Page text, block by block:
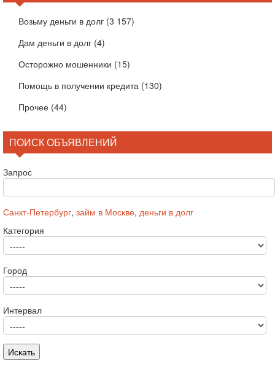
Возьму деньги в долг (3 157)
Дам деньги в долг (4)
Осторожно мошенники (15)
Помощь в получении кредита (130)
Прочее (44)
ПОИСК ОБЪЯВЛЕНИЙ
Запрос
Санкт-Петербург, займ в Москве, деньги в долг
Категория
Город
Интервал